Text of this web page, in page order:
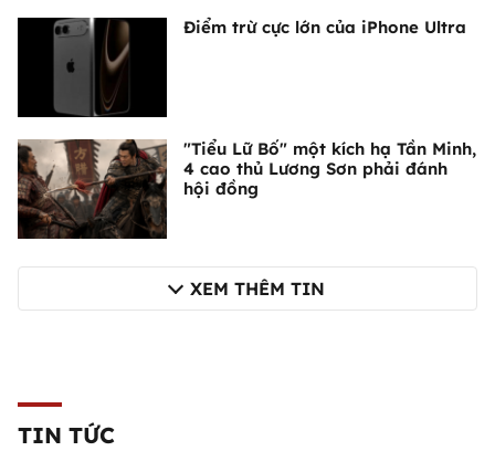
Điểm trừ cực lớn của iPhone Ultra
"Tiểu Lữ Bố" một kích hạ Tần Minh,
4 cao thủ Lương Sơn phải đánh
hội đồng
XEM THÊM TIN
TIN TỨC